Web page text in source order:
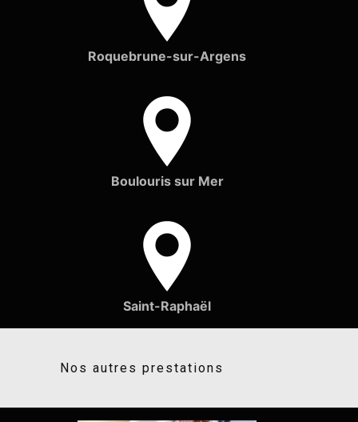
Roquebrune-sur-Argens
Boulouris sur Mer
Saint-Raphaël
Nos autres prestations